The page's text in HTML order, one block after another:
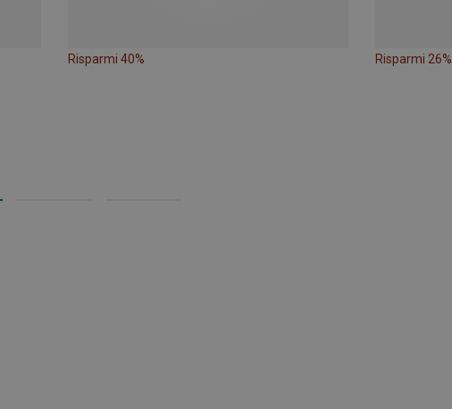
Risparmi 40% Risparmi 26%